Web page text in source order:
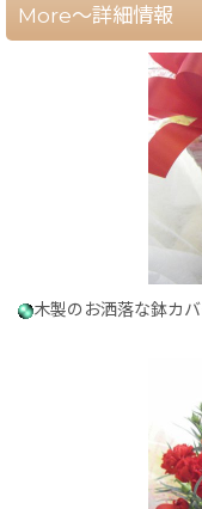
More～詳細情報
木製のお洒落な鉢カ